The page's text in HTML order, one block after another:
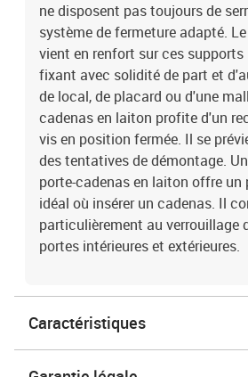
ne disposent pas toujours de
système de fermeture adapté.
vient en renfort sur ces supports
fixant avec solidité de part et
de local, de placard ou d'une
cadenas en laiton profite d'un
vis en position fermée. Il se
des tentatives de démontage.
porte-cadenas en laiton offre
idéal où insérer un cadenas. Il
particulièrement au verrouillage
portes intérieures et extérieures.
Caractéristiques